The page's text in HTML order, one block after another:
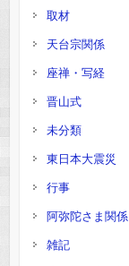
取材
天台宗関係
座禅・写経
晋山式
未分類
東日本大震災
行事
阿弥陀さま関係
雑記